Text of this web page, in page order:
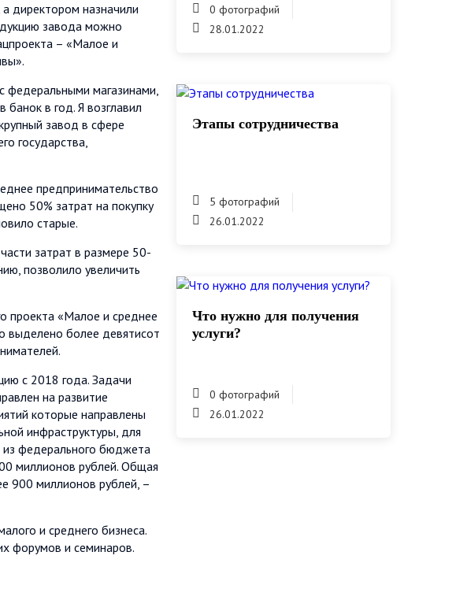
директором назначили
завода можно
– «Малое и
федеральными магазинами,
в год. Я возглавил
завод в сфере
государства,
предпринимательство
50% затрат на покупку
старые.
затрат в размере 50-
позволило увеличить
проекта «Малое и среднее
выделено более девятисот
с 2018 года. Задачи
на развитие
которые направлены
инфраструктуры, для
из федерального бюджета
миллионов рублей. Общая
900 миллионов рублей, –
и среднего бизнеса.
форумов и семинаров.
0 фотографий
28.01.2022
Этапы сотрудничества
5 фотографий
26.01.2022
Что нужно для получения
услуги?
0 фотографий
26.01.2022